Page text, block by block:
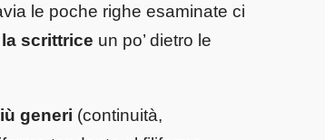
le poche righe esaminate ci
la scrittrice un po’ dietro le
generi (continuità,